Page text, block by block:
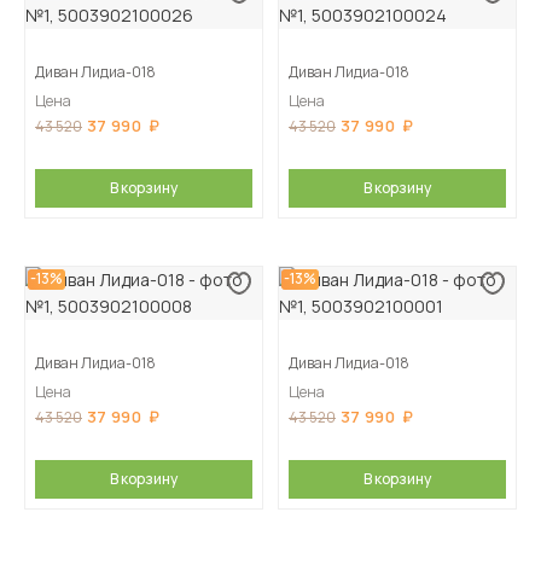
Диван Лидиа-018
Цена
43 520 37 990
В корзину
Диван Лидиа-018
Цена
43 520 37 990
В корзину
-13%
Диван Лидиа-018
Цена
43 520 37 990
В корзину
-13%
Диван Лидиа-018
Цена
43 520 37 990
В корзину